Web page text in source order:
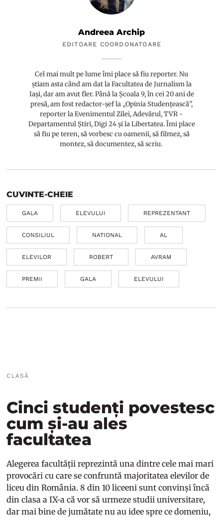
Andreea Archip
EDITOARE COORDONATOARE
Cel mai mult pe lume îmi place să fiu reporter. Nu
știam asta când am dat la Facultatea de Jurnalism la
Iași, dar am avut fler. Până la Școala 9, în cei 20 ani de
presă, am fost redactor-șef la „Opinia Studențească”,
reporter la Evenimentul Zilei, Adevărul, TVR -
Departamentul Știri, Digi 24 și la Libertatea. Îmi place
să fiu pe teren, să vorbesc cu oamenii, să filmez, să
montez, să documentez, să scriu.
CUVINTE-CHEIE
GALA ELEVULUI REPREZENTANT
CONSILIUL NATIONAL AL
ELEVILOR ROBERT AVRAM
PREMII GALA ELEVULUI
CLASĂ
Cinci studenți povestesc
cum și-au ales
facultatea
Alegerea facultății reprezintă una dintre cele mai mari
provocări cu care se confruntă majoritatea elevilor de
liceu din România. 8 din 10 liceeni sunt convinși încă
din clasa a IX-a că vor să urmeze studii universitare,
dar mai bine de jumătate nu au idee spre ce domeniu,